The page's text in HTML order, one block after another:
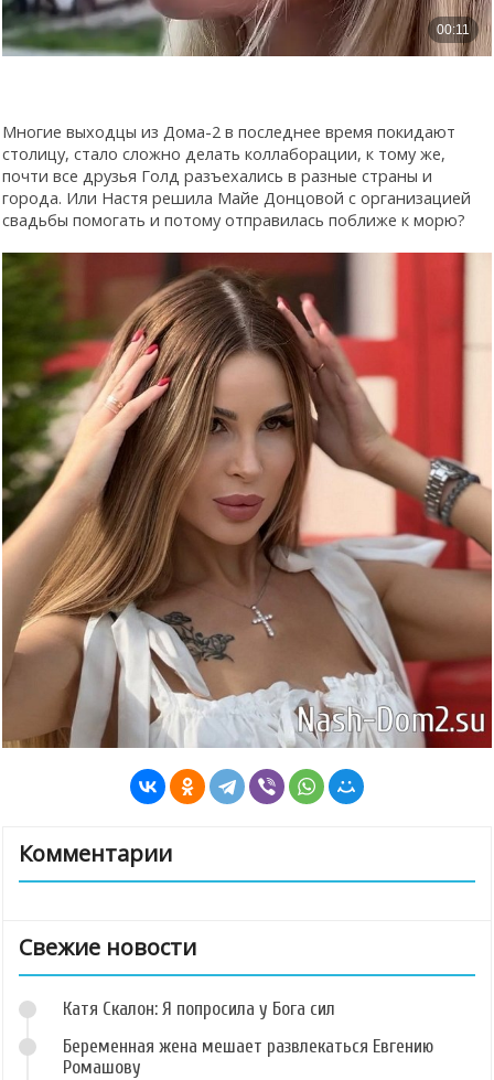
Многие выходцы из Дома-2 в последнее время покидают
столицу, стало сложно делать коллаборации, к тому же,
почти все друзья Голд разъехались в разные страны и
города. Или Настя решила Майе Донцовой с организацией
свадьбы помогать и потому отправилась поближе к морю?
Комментарии
Свежие новости
Катя Скалон: Я попросила у Бога сил
Беременная жена мешает развлекаться Евгению
Ромашову